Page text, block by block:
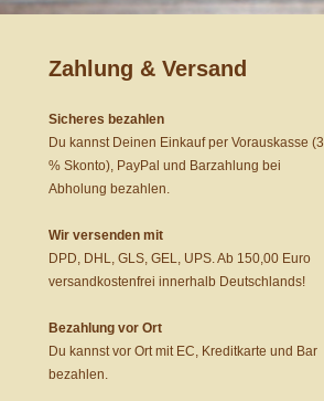
Zahlung & Versand
Sicheres bezahlen
Du kannst Deinen Einkauf per Vorauskasse (3
% Skonto), PayPal und Barzahlung bei
Abholung bezahlen.
Wir versenden mit
DPD, DHL, GLS, GEL, UPS. Ab 150,00 Euro
versandkostenfrei innerhalb Deutschlands!
Bezahlung vor Ort
Du kannst vor Ort mit EC, Kreditkarte und Bar
bezahlen.